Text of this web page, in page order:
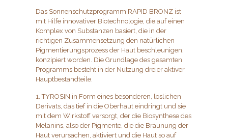
Das Sonnenschutzprogramm RAPID BRONZ ist
mit Hilfe innovativer Biotechnologie, die auf einen
Komplex von Substanzen basiert, die in der
richtigen Zusammensetzung den natürlichen
Pigmentierungsprozess der Haut beschleunigen,
konzipiert worden. Die Grundlage des gesamten
Programms besteht in der Nutzung dreier aktiver
Hauptbestandteile.
1. TYROSIN in Form eines besonderen, löslichen
Derivats, das tief in die Oberhaut eindringt und sie
mit dem Wirkstoff versorgt, der die Biosynthese des
Melanins, also der Pigmente, die die Bräunung der
Haut verursachen, aktiviert und die Haut so auf